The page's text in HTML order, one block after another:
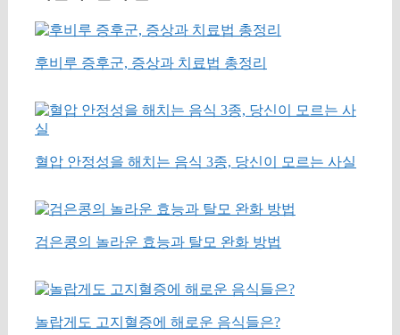
후비루 증후군, 증상과 치료법 총정리
혈압 안정성을 해치는 음식 3종, 당신이 모르는 사실
검은콩의 놀라운 효능과 탈모 완화 방법
놀랍게도 고지혈증에 해로운 음식들은?